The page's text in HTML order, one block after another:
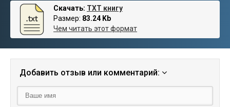
Скачать: TXT книгу
Размер: 83.24 Kb
Чем читать этот формат
Добавить отзыв или комментарий: